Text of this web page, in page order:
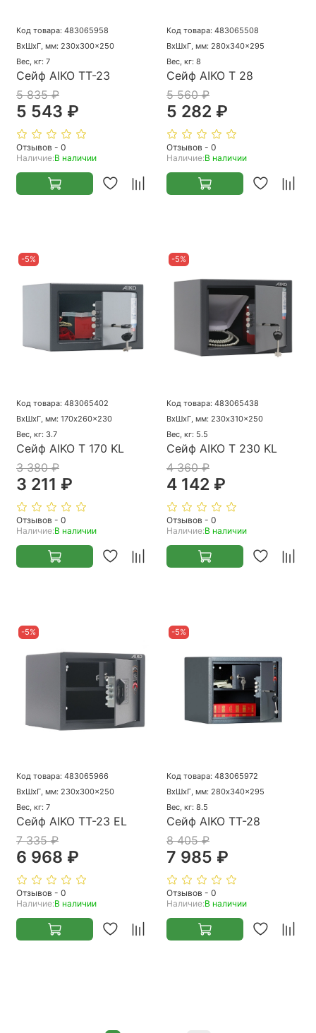
Код товара: 483065958
ВхШхГ, мм: 230x300x250
Вес, кг: 7
Сейф AIKO ТТ-23
5 835 ₽
5 543 ₽
Отзывов - 0
Наличие:В наличии
Код товара: 483065508
ВхШхГ, мм: 280x340x295
Вес, кг: 8
Сейф AIKO Т 28
5 560 ₽
5 282 ₽
Отзывов - 0
Наличие:В наличии
-5%
Код товара: 483065402
ВхШхГ, мм: 170x260x230
Вес, кг: 3.7
Сейф AIKO T 170 KL
3 380 ₽
3 211 ₽
Отзывов - 0
Наличие:В наличии
-5%
Код товара: 483065438
ВхШхГ, мм: 230x310x250
Вес, кг: 5.5
Сейф AIKO Т 230 KL
4 360 ₽
4 142 ₽
Отзывов - 0
Наличие:В наличии
-5%
Код товара: 483065966
ВхШхГ, мм: 230x300x250
Вес, кг: 7
Сейф AIKO ТТ-23 EL
7 335 ₽
6 968 ₽
Отзывов - 0
Наличие:В наличии
-5%
Код товара: 483065972
ВхШхГ, мм: 280x340x295
Вес, кг: 8.5
Сейф AIKO ТТ-28
8 405 ₽
7 985 ₽
Отзывов - 0
Наличие:В наличии